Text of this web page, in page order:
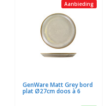
Aanbieding
GenWare Matt Grey bord
plat Ø27cm doos à 6